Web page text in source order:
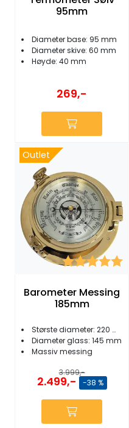
95mm
Diameter base: 95 mm
Diameter skive: 60 mm
Høyde: 40 mm
269,-
Outlet
Karakter:
Barometer Messing
185mm
Største diameter: 220 mm
Diameter glass: 145 mm
Massiv messing
3.999,-
2.499,- -38 %